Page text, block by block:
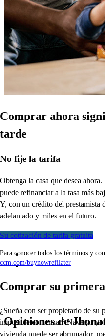
Comprar ahora
tarde
No fije la tarifa
Obtenga la casa que desea
puede refinanciar a la tasa más
Y, con un crédito del prestamista
adelantado y miles en el futuro.
Su cotización de tarifa gratuita
Para conocer todos los términos y
ccm.com/buynowrefilater
Comprar su primera
¿Sueña con ser propietario de su
imposible comenzar? Navegar
vivienda puede ser abrumador,
Opiniones de